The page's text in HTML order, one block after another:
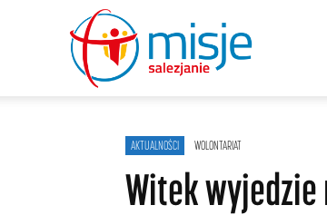
AKTUALNOŚCI WOLONTARIAT
Witek